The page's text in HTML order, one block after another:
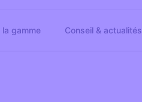
la gamme Conseil & actualités